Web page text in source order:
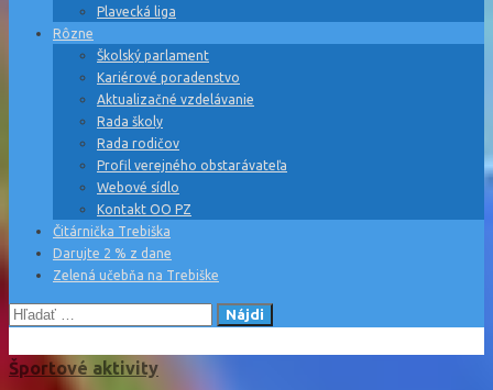
Plavecká liga
Rôzne
Školský parlament
Kariérové poradenstvo
Aktualizačné vzdelávanie
Rada školy
Rada rodičov
Profil verejného obstarávateľa
Webové sídlo
Kontakt OO PZ
Čitárnička Trebiška
Darujte 2 % z dane
Zelená učebňa na Trebiške
Hľadať:
Športové aktivity